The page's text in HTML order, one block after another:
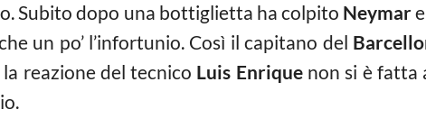
Subito dopo una bottiglietta ha colpito Neymare
un po’ l’infortunio. Così il capitano del
reazione del tecnico Luis Enriquenon si è fatta